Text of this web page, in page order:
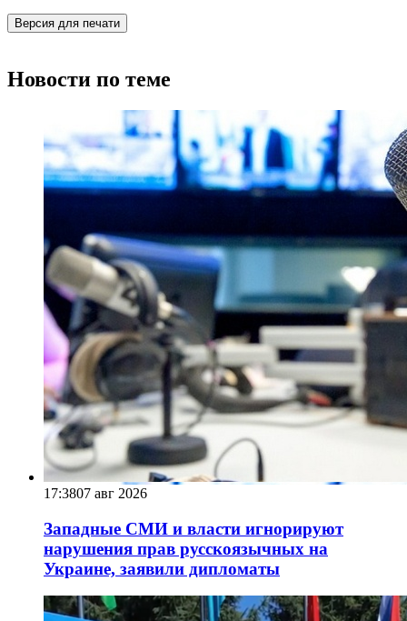
Версия для печати
Новости по теме
17:3807 авг 2026
Западные СМИ и власти игнорируют
нарушения прав русскоязычных на
Украине, заявили дипломаты